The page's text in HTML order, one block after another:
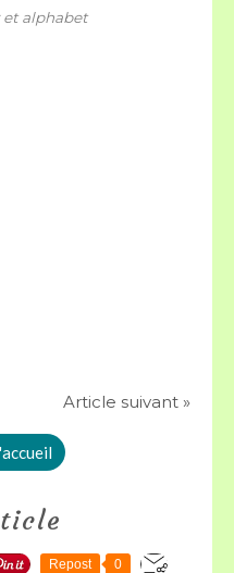
alphabet
Article suivant »
Repost 0